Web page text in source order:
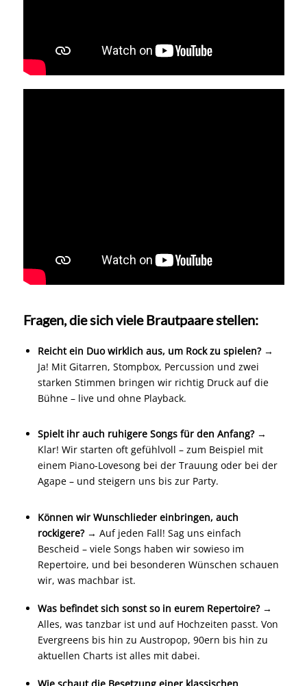
Fragen, die sich viele Brautpaare stellen:
Reicht ein Duo wirklich aus, um Rock zu spielen?→
Ja! Mit Gitarren, Stompbox, Percussion und zwei
starken Stimmen bringen wir richtig Druck auf die
Bühne – live und ohne Playback.
Spielt ihr auch ruhigere Songs für den Anfang?→
Klar! Wir starten oft gefühlvoll – zum Beispiel mit
einem Piano-Lovesong bei der Trauung oder bei der
Agape – und steigern uns bis zur Party.
Können wir Wunschlieder einbringen, auch
rockigere?→ Auf jeden Fall! Sag uns einfach
Bescheid – viele Songs haben wir sowieso im
Repertoire, und bei besonderen Wünschen schauen
wir, was machbar ist.
Was befindet sich sonst so in eurem Repertoire?→
Alles, was tanzbar ist und auf Hochzeiten passt. Von
Evergreens bis hin zu Austropop, 90ern bis hin zu
aktuellen Charts ist alles mit dabei.